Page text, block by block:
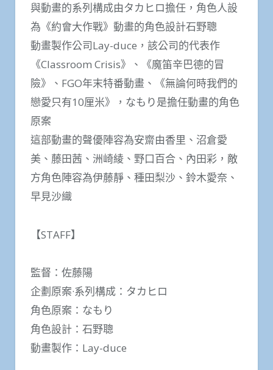
與動畫的系列構成由タカヒロ擔任，角色人設
為《約會大作戰》動畫的角色設計石野聰
動畫製作公司Lay-duce，該公司的代表作
《Classroom Crisis》、《魔笛辛巴德的冒
險》、FGO年末特番動畫、《無論何時我們的
戀愛只有10厘米》，なもり是擔任動畫的角色
原案
這部動畫的聲優陣容為安齋由香里、沼倉愛
美、藤田茜、洲崎綾、野口百合、內田彩，敵
方角色陣容為伊藤靜、種田梨沙、鈴木愛奈、
早見沙織
【STAFF】
監督：佐藤陽
企劃原案·系列構成：タカヒロ
角色原案：なもり
角色設計：石野聰
動畫製作：Lay-duce